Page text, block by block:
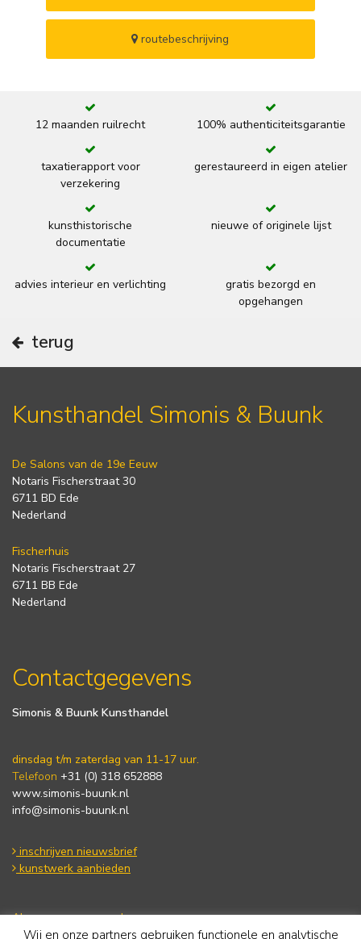
routebeschrijving
12 maanden ruilrecht 100% authenticiteitsgarantie
taxatierapport voor
verzekering
gerestaureerd in eigen atelier
kunsthistorische
documentatie
nieuwe of originele lijst
advies interieur en verlichting
gratis bezorgd en
opgehangen
terug
Kunsthandel Simonis & Buunk
De Salons van de 19e Eeuw
Notaris Fischerstraat 30
6711 BD Ede
Nederland
Fischerhuis
Notaris Fischerstraat 27
6711 BB Ede
Nederland
Contactgegevens
Simonis & Buunk Kunsthandel
dinsdag t/m zaterdag van 11-17 uur.
Telefoon +31 (0) 318 652888
www.simonis-buunk.nl
info@simonis-buunk.nl
inschrijven nieuwsbrief
kunstwerk aanbieden
Algemene voorwaarden
Privacy statement
Wij en onze partners gebruiken functionele en analytische